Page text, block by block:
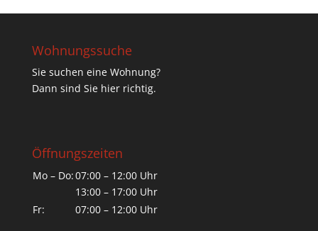
Wohnungssuche
Sie suchen eine Wohnung?
Dann sind Sie hier richtig.
Öffnungszeiten
Mo – Do:07:00 – 12:00 Uhr
13:00 – 17:00 Uhr
Fr:
07:00 – 12:00 Uhr